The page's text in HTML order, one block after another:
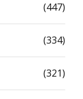
(447)
(334)
(321)